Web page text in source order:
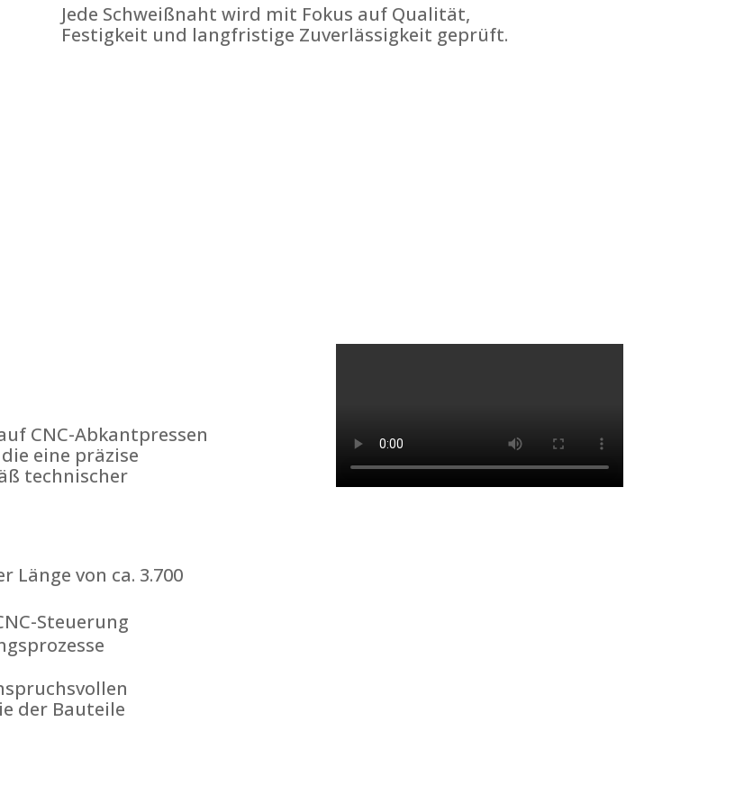
Jede Schweißnaht wird mit Fokus auf Qualität,
Festigkeit und langfristige Zuverlässigkeit geprüft.
CNC-Abkantpressen
die eine präzise
technischer
Länge von ca. 3.700
Steuerung
der Bauteile